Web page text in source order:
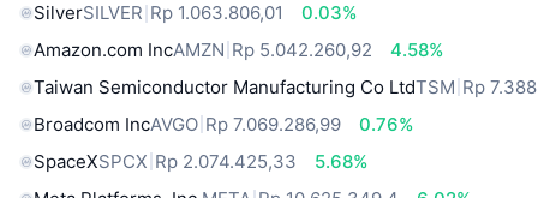
SilverSILVER Rp 1.063.806,01
0.03%
Amazon.com IncAMZN Rp 5.042.260,92
4.58%
Taiwan Semiconductor Manufacturing Co LtdTSM Rp
Broadcom IncAVGO Rp 7.069.286,99
0.76%
SpaceXSPCX Rp 2.074.425,33
5.68%